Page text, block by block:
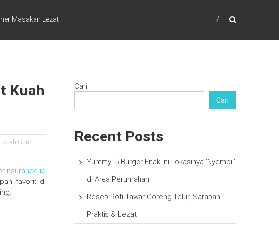
Masakan Lezat
Kuah
Kuah Gurih
favorit di
Cari
Cari
Recent Posts
Yummy! 5 Burger Enak Ini Lokasinya ‘Nyempil’
di Area Perumahan
Resep Roti Tawar Goreng Telur, Sarapan
Praktis & Lezat